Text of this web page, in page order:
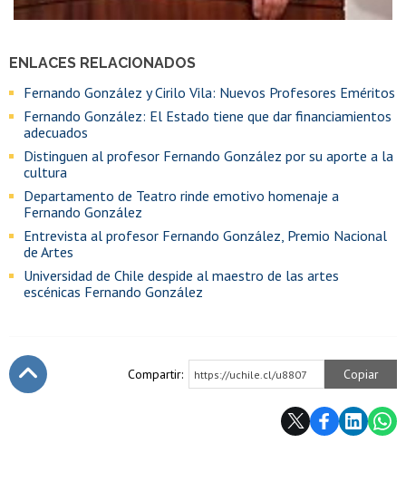
ENLACES RELACIONADOS
Fernando González y Cirilo Vila: Nuevos Profesores Eméritos
Fernando González: El Estado tiene que dar financiamientos
adecuados
Distinguen al profesor Fernando González por su aporte a la
cultura
Departamento de Teatro rinde emotivo homenaje a
Fernando González
Entrevista al profesor Fernando González, Premio Nacional
de Artes
Universidad de Chile despide al maestro de las artes
escénicas Fernando González
Compartir: https://uchile.cl/u8807 Copiar